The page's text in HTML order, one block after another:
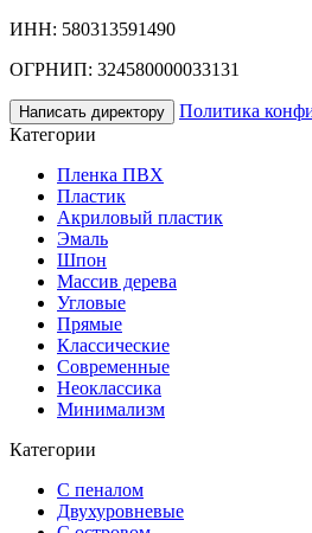
ИНН: 580313591490
ОГРНИП: 324580000033131
Написать директору
Политика
Категории
Пленка ПВХ
Пластик
Акриловый пластик
Эмаль
Шпон
Массив дерева
Угловые
Прямые
Классические
Современные
Неоклассика
Минимализм
Категории
С пеналом
Двухуровневые